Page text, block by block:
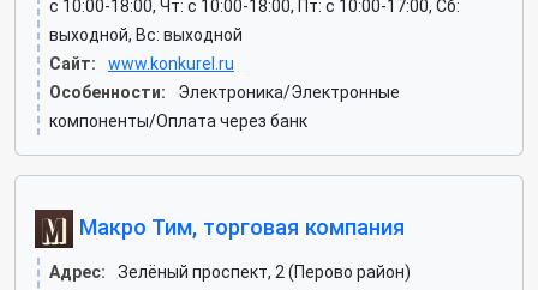
c 10:00-18:00, Чт: c 10:00-18:00, Пт: c 10:00-17:00, Сб:
выходной, Вс: выходной
Сайт:
www.konkurel.ru
Особенности:
Электроника/Электронные
компоненты/Оплата через банк
Макро Тим, торговая компания
Адрес:
Зелёный проспект, 2 (Перово район)